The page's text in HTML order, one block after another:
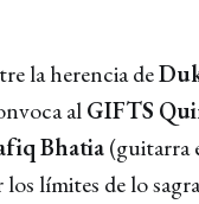
la herencia de
alGIFTS
Bhatia(guitarra
límites de lo